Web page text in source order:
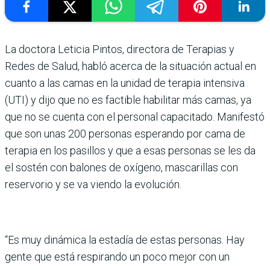
La doctora Leticia Pintos, directora de Terapias y
Redes de Salud, habló acerca de la situación actual en
cuanto a las camas en la unidad de terapia intensiva
(UTI) y dijo que no es factible habilitar más camas, ya
que no se cuenta con el personal capacitado. Manifestó
que son unas 200 personas esperando por cama de
terapia en los pasillos y que a esas personas se les da
el sostén con balones de oxígeno, mascarillas con
reservorio y se va viendo la evolución.
“Es muy dinámica la estadía de estas personas. Hay
gente que está respirando un poco mejor con un